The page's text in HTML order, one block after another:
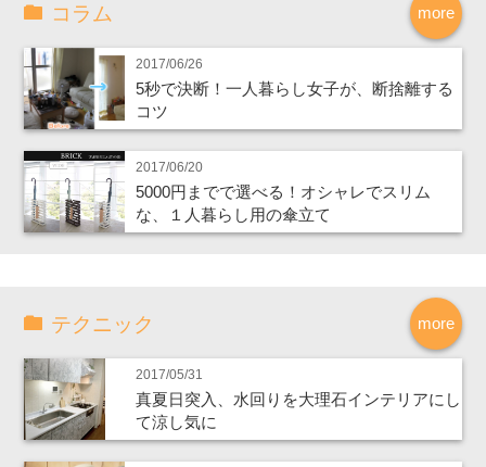
more
コラム
2017/06/26
5秒で決断！一人暮らし女子が、断捨離する
コツ
2017/06/20
5000円までで選べる！オシャレでスリム
な、１人暮らし用の傘立て
more
テクニック
2017/05/31
真夏日突入、水回りを大理石インテリアにし
て涼し気に